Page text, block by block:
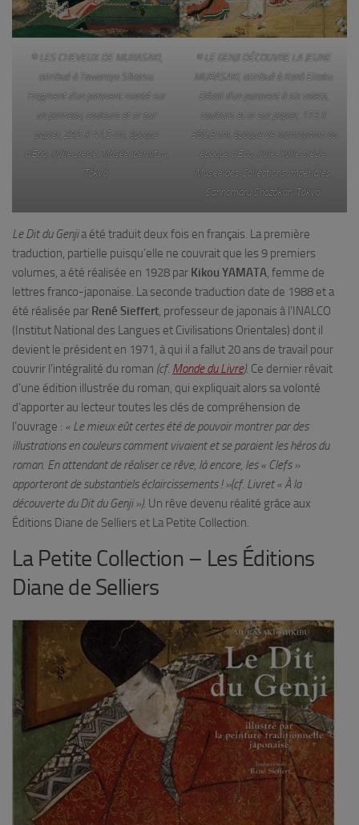
© LES CHEVEUX DE MURASAKI,
attribué à Tawaraya Sôtatsu.
Fragment d’un paravent monté sur
un panneau, couleurs et or sur
papier, 29,5 X 41,5 cm, époque
d’Edo, XVIIe siècle. Musée Idemitsu,
Tôkyô.
© LE GENJI DÉCOUVRE LA JEUNE
MURASAKI, attribué à Kanô Eitoku.
Détail d’un paravent à six volets,
couleurs et or sur papier, 173 X
360,8 cm, époque de Momoyama ou
époque d’Edo, XVIe-XVIIe siècle.
Musée des Collections impériales,
Sannomaru Shôzôkan, Tôkyô.
Le Dit du Genjia été traduit deux fois en français. La première
traduction, partielle puisqu’elle ne couvrait que les 9 premiers
volumes, a été réalisée en 1928 par Kikou YAMATA, femme de
lettres franco-japonaise. La seconde traduction date de 1988 et a
été réalisée par René Sieffert, professeur de japonais à l’INALCO
(Institut National des Langues et Civilisations Orientales) dont il
devient le président en 1971, à qui il a fallut 20 ans de travail pour
couvrir l’intégralité du roman (cf. Monde du Livre). Ce dernier rêvait
d’une édition illustrée du roman, qui expliquait alors sa volonté
d’apporter au lecteur toutes les clés de compréhension de
l’ouvrage : « Le mieux eût certes été de pouvoir montrer par des
illustrations en couleurs comment vivaient et se paraient les héros du
roman. En attendant de réaliser ce rêve, là encore, les « Clefs »
apporteront de substantiels éclaircissements ! »(cf. Livret « À la
découverte du Dit du Genji »). Un rêve devenu réalité grâce aux
Éditions Diane de Selliers et La Petite Collection.
La Petite Collection – Les Éditions
Diane de Selliers